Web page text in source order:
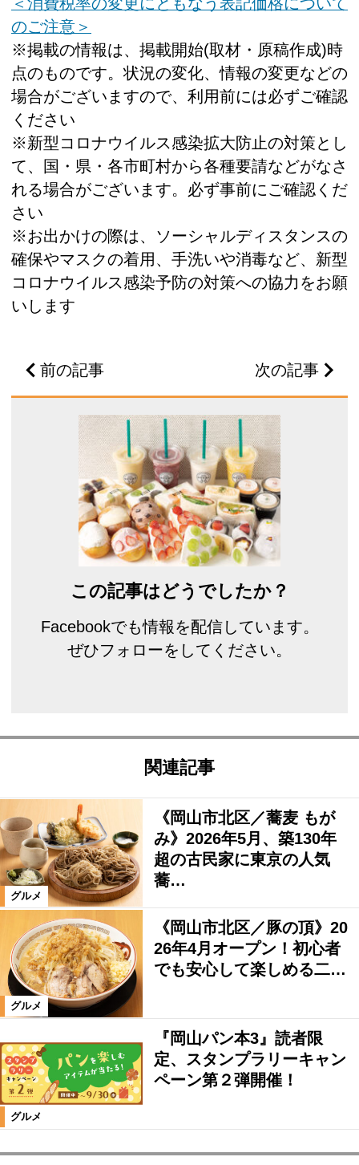
のご注意＞
※掲載の情報は、掲載開始(取材・原稿作成)時
点のものです。状況の変化、情報の変更などの
場合がございますので、利用前には必ずご確認
ください
※新型コロナウイルス感染拡大防止の対策とし
て、国・県・各市町村から各種要請などがなさ
れる場合がございます。必ず事前にご確認くだ
さい
※お出かけの際は、ソーシャルディスタンスの
確保やマスクの着用、手洗いや消毒など、新型
コロナウイルス感染予防の対策への協力をお願
いします
前の記事 次の記事
この記事はどうでしたか？
Facebookでも情報を配信しています。
ぜひフォローをしてください。
関連記事
グルメ
《岡山市北区／蕎麦 もが
み》2026年5月、築130年
超の古民家に東京の人気
蕎…
グルメ
《岡山市北区／豚の頂》20
26年4月オープン！初心者
でも安心して楽しめる二…
グルメ
『岡山パン本3』読者限
定、スタンプラリーキャン
ペーン第２弾開催！